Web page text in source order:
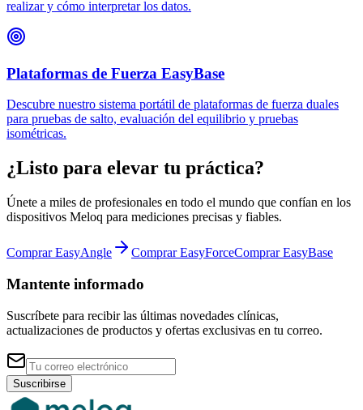
realizar y cómo interpretar los datos.
Plataformas de Fuerza EasyBase
Descubre nuestro sistema portátil de plataformas de fuerza duales
para pruebas de salto, evaluación del equilibrio y pruebas
isométricas.
¿Listo para elevar tu práctica?
Únete a miles de profesionales en todo el mundo que confían en los
dispositivos Meloq para mediciones precisas y fiables.
Comprar EasyAngle Comprar EasyForceComprar EasyBase
Mantente informado
Suscríbete para recibir las últimas novedades clínicas,
actualizaciones de productos y ofertas exclusivas en tu correo.
Suscribirse